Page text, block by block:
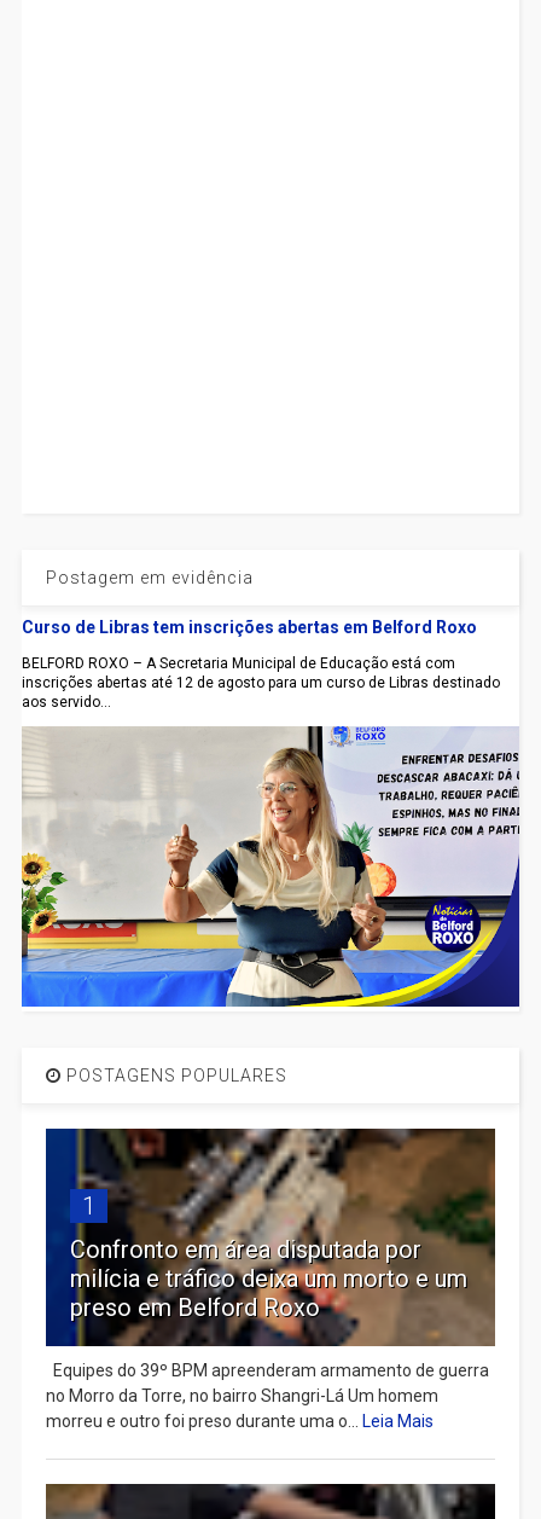
Postagem em evidência
Curso de Libras tem inscrições abertas em Belford Roxo
BELFORD ROXO – A Secretaria Municipal de Educação está com
inscrições abertas até 12 de agosto para um curso de Libras destinado
aos servido...
POSTAGENS POPULARES
1
Confronto em área disputada por
milícia e tráfico deixa um morto e um
preso em Belford Roxo
Equipes do 39º BPM apreenderam armamento de guerra
no Morro da Torre, no bairro Shangri-Lá Um homem
morreu e outro foi preso durante uma o...
Leia Mais